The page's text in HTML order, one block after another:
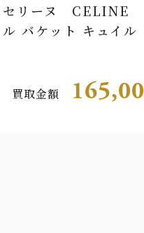
セリーヌ CELINE
ル バケット キュイル
買取金額